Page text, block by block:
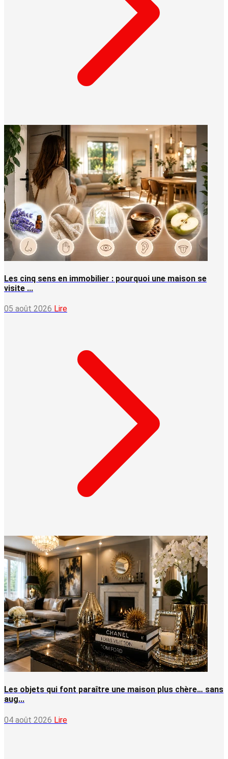
Les cinq sens en immobilier : pourquoi une maison se
visite ...
05 août 2026 Lire
Les objets qui font paraître une maison plus chère… sans
aug...
04 août 2026 Lire